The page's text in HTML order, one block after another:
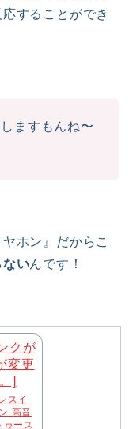
することができ
ますもんね〜
ホン』だからこ
ないんです！
スイ
高音
ゥース